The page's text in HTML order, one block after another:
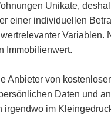
Unikate,
einer individuellen
Variablen.
Immobilienwert.
Anbieter von
Daten und
irgendwo im